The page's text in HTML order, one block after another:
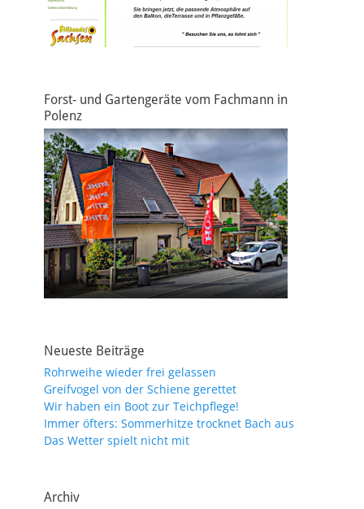
Forst- und Gartengeräte vom Fachmann in
Polenz
Neueste Beiträge
Rohrweihe wieder frei gelassen
Greifvogel von der Schiene gerettet
Wir haben ein Boot zur Teichpflege!
Immer öfters: Sommerhitze trocknet Bach aus
Das Wetter spielt nicht mit
Archiv